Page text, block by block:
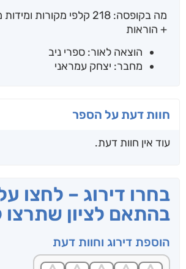
מה בקופסה: 218 קלפי
+ הוראות
הוצאה לאור: ספרי ניב
מחבר: יצחק עמראני
חוות דעת על הספר
עוד אין חוות דעת.
בחרו דירוג – לחצו
בהתאם לציון
הוספת דירוג וחוות דעת